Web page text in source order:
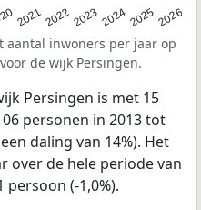
202120222023202420252026
aantal inwoners per jaar op
voor de wijk Persingen.
Persingen is met 15
personen in 2013 tot
daling van 14%). Het
over de hele periode van
persoon (-1,0%).